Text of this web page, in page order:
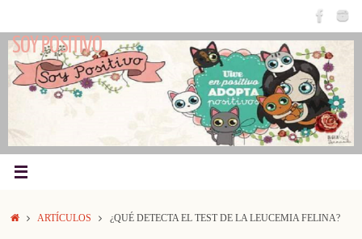
contenido
SOY POSITIVO
INICIOARTÍCULOS ¿QUÉ DETECTA EL TEST DE LA LEUCEMIA FELINA?